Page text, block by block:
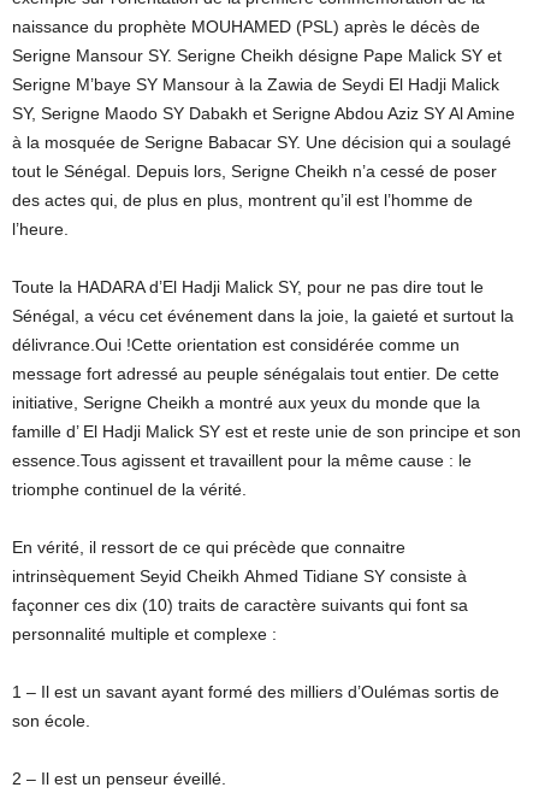
naissance du prophète MOUHAMED (PSL) après le décès de
Serigne Mansour SY. Serigne Cheikh désigne Pape Malick SY et
Serigne M’baye SY Mansour à la Zawia de Seydi El Hadji Malick
SY, Serigne Maodo SY Dabakh et Serigne Abdou Aziz SY Al Amine
à la mosquée de Serigne Babacar SY. Une décision qui a soulagé
tout le Sénégal. Depuis lors, Serigne Cheikh n’a cessé de poser
des actes qui, de plus en plus, montrent qu’il est l’homme de
l’heure.
Toute la HADARA d’El Hadji Malick SY, pour ne pas dire tout le
Sénégal, a vécu cet événement dans la joie, la gaieté et surtout la
délivrance.Oui !Cette orientation est considérée comme un
message fort adressé au peuple sénégalais tout entier. De cette
initiative, Serigne Cheikh a montré aux yeux du monde que la
famille d’ El Hadji Malick SY est et reste unie de son principe et son
essence.Tous agissent et travaillent pour la même cause : le
triomphe continuel de la vérité.
En vérité, il ressort de ce qui précède que connaitre
intrinsèquement Seyid Cheikh Ahmed Tidiane SY consiste à
façonner ces dix (10) traits de caractère suivants qui font sa
personnalité multiple et complexe :
1 – Il est un savant ayant formé des milliers d’Oulémas sortis de
son école.
2 – Il est un penseur éveillé.